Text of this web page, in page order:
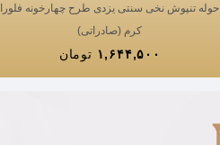
حوله تنپوش نخی سنتی یزدی طرح چهارخونه فلورا
کرم (صادراتی)
۱,۶۴۴,۵۰۰ تومان